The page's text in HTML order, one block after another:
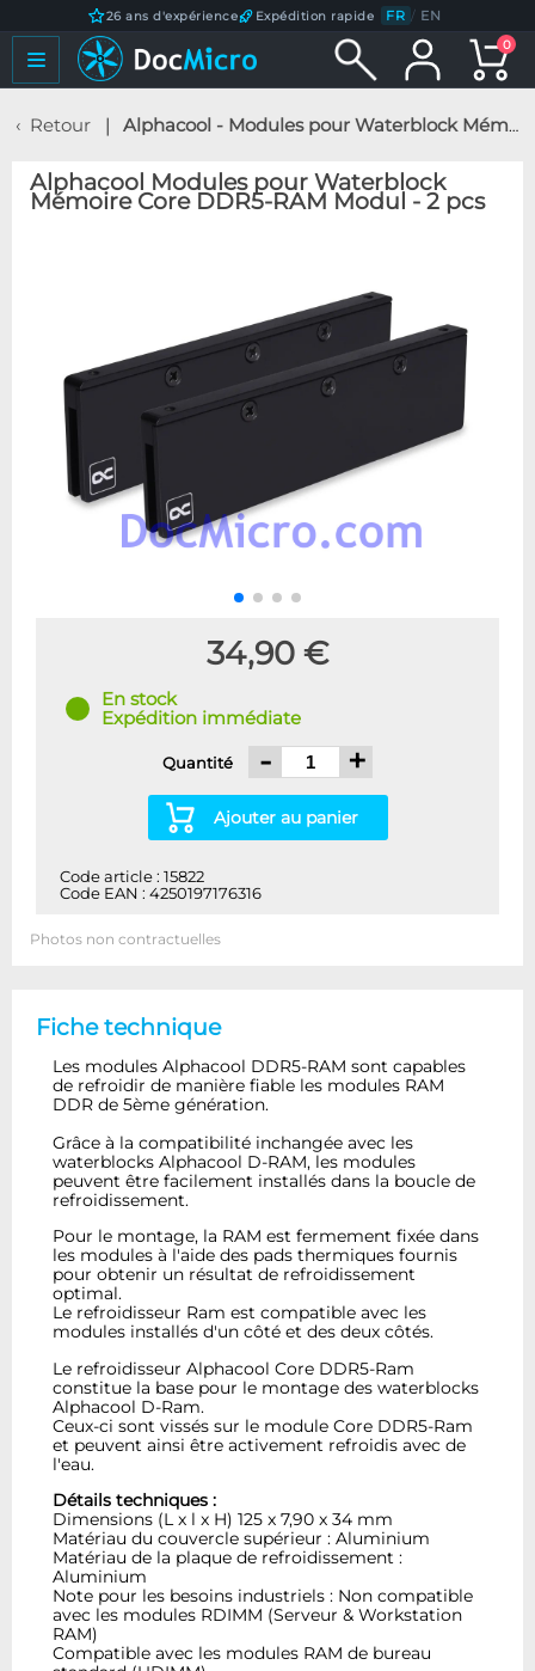
26 ans d'expérience Expédition rapide FR / EN
0
Retour Alphacool - Modules pour Waterblock Mémoire Core DDR5-RAM Modul - 2 pcs
Alphacool Modules pour Waterblock
Mémoire Core DDR5-RAM Modul - 2 pcs
34,90 €
En stock
Expédition immédiate
Quantité - +
Ajouter au panier
Code article : 15822
Code EAN : 4250197176316
Photos non contractuelles
Fiche technique
Les modules Alphacool DDR5-RAM sont capables
de refroidir de manière fiable les modules RAM
DDR de 5ème génération.
Grâce à la compatibilité inchangée avec les
waterblocks Alphacool D-RAM, les modules
peuvent être facilement installés dans la boucle de
refroidissement.
Pour le montage, la RAM est fermement fixée dans
les modules à l'aide des pads thermiques fournis
pour obtenir un résultat de refroidissement
optimal.
Le refroidisseur Ram est compatible avec les
modules installés d'un côté et des deux côtés.
Le refroidisseur Alphacool Core DDR5-Ram
constitue la base pour le montage des waterblocks
Alphacool D-Ram.
Ceux-ci sont vissés sur le module Core DDR5-Ram
et peuvent ainsi être activement refroidis avec de
l'eau.
Détails techniques :
Dimensions (L x l x H) 125 x 7,90 x 34 mm
Matériau du couvercle supérieur : Aluminium
Matériau de la plaque de refroidissement :
Aluminium
Note pour les besoins industriels : Non compatible
avec les modules RDIMM (Serveur & Workstation
RAM)
Compatible avec les modules RAM de bureau